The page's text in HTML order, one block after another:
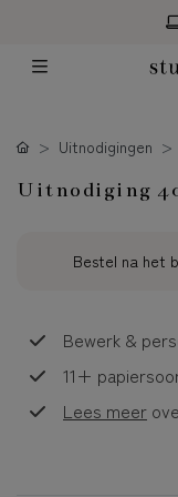
Uitnodigingen
Uitnodiging
Bestel na het
Bewerk &
11+
Lees meer